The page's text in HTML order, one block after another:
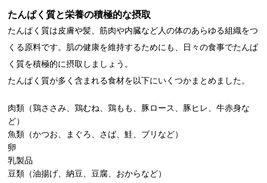
たんぱく質と栄養の積極的な摂取
たんぱく質は皮膚や髪、筋肉や内臓など人の体のあらゆる組織をつ
くる原料です。肌の健康を維持するためにも、日々の食事でたんぱ
く質を積極的に摂取しましょう。
たんぱく質が多く含まれる食材を以下にいくつかまとめました。
肉類（鶏ささみ、鶏むね、鶏もも、豚ロース、豚ヒレ、牛赤身な
ど）
魚類（かつお、まぐろ、さば、鮭、ブリなど）
卵
乳製品
豆類（油揚げ、納豆、豆腐、おからなど）